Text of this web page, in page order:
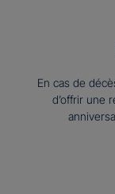
En cas de
d’offrir une